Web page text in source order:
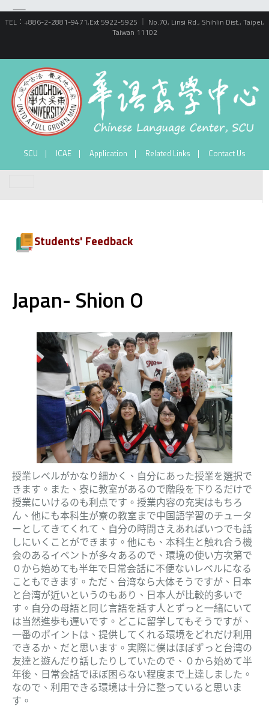
TEL：+886-2-2881-9471,Ext 5922-5925 ｜ No.70, Linsi Rd., Shihlin Dist., Taipei,
Taiwan 11102
SCU ICAE Application Related Links Contact Us
Students' Feedback
Japan- Shion O
授業レベルがかなり細かく、自分にあった授業を選択で
きます。また、寮に教室があるので階段を下りるだけで
授業にいけるのも利点です。授業内容の充実はもちろ
ん、他にも本科生が寮の教室まで中国語学習のチュータ
ーとしてきてくれて、自分の時間さえあればいつでも話
しにいくことができます。他にも、本科生と触れ合う機
会のあるイベントが多々あるので、環境の使い方次第で
０から始めても半年で日常会話に不便ないレベルになる
こともできます。ただ、台湾なら大体そうですが、日本
と台湾が近いというのもあり、日本人が比較的多いで
す。自分の母語と同じ言語を話す人とずっと一緒にいて
は当然進歩も遅いです。どこに留学してもそうですが、
一番のポイントは、提供してくれる環境をどれだけ利用
できるか、だと思います。実際に僕はほぼずっと台湾の
友達と遊んだり話したりしていたので、０から始めて半
年後、日常会話でほぼ困らない程度まで上達しました。
なので、利用できる環境は十分に整っていると思いま
す。